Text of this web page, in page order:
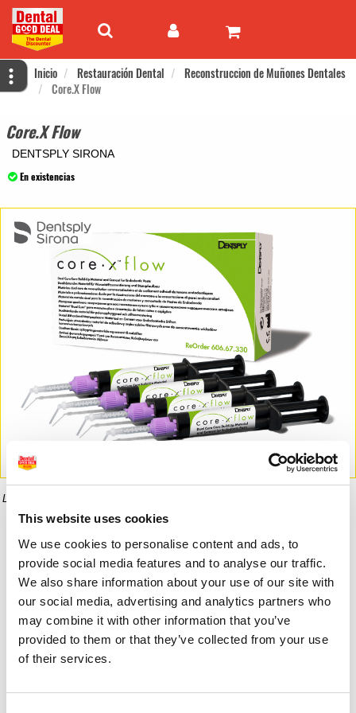
This website uses cookies
We use cookies to personalise content and ads, to
provide social media features and to analyse our traffic.
We also share information about your use of our site with
our social media, advertising and analytics partners who
may combine it with other information that you’ve
provided to them or that they’ve collected from your use
of their services.
Inicio Restauración Dental
Reconstruccion de Muñones Dentales
Core.X Flow
Core.X Flow
DENTSPLY SIRONA
En existencias
La imagen puede diferir del producto final.
Informaci�n del producto
169,00 €
146,00 €